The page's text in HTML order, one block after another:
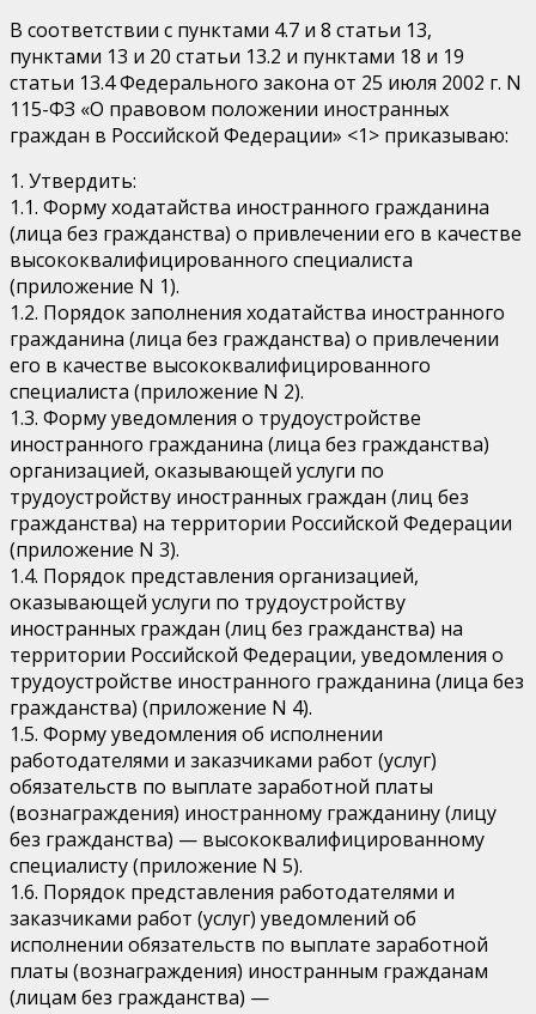
В соответствии с пунктами 4.7 и 8 статьи 13,
пунктами 13 и 20 статьи 13.2 и пунктами 18 и 19
статьи 13.4 Федерального закона от 25 июля 2002 г. N
115-ФЗ «О правовом положении иностранных
граждан в Российской Федерации» <1> приказываю:
1. Утвердить:
1.1. Форму ходатайства иностранного гражданина
(лица без гражданства) о привлечении его в качестве
высококвалифицированного специалиста
(приложение N 1).
1.2. Порядок заполнения ходатайства иностранного
гражданина (лица без гражданства) о привлечении
его в качестве высококвалифицированного
специалиста (приложение N 2).
1.3. Форму уведомления о трудоустройстве
иностранного гражданина (лица без гражданства)
организацией, оказывающей услуги по
трудоустройству иностранных граждан (лиц без
гражданства) на территории Российской Федерации
(приложение N 3).
1.4. Порядок представления организацией,
оказывающей услуги по трудоустройству
иностранных граждан (лиц без гражданства) на
территории Российской Федерации, уведомления о
трудоустройстве иностранного гражданина (лица без
гражданства) (приложение N 4).
1.5. Форму уведомления об исполнении
работодателями и заказчиками работ (услуг)
обязательств по выплате заработной платы
(вознаграждения) иностранному гражданину (лицу
без гражданства) — высококвалифицированному
специалисту (приложение N 5).
1.6. Порядок представления работодателями и
заказчиками работ (услуг) уведомлений об
исполнении обязательств по выплате заработной
платы (вознаграждения) иностранным гражданам
(лицам без гражданства) —